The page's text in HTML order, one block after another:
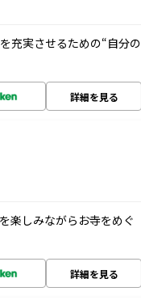
充実させるための“自分の
詳細を見る
楽しみながらお寺をめぐ
詳細を見る